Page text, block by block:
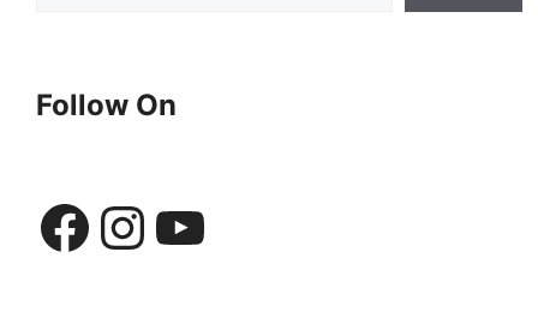
Follow On
Facebook
Instagram
YouTube